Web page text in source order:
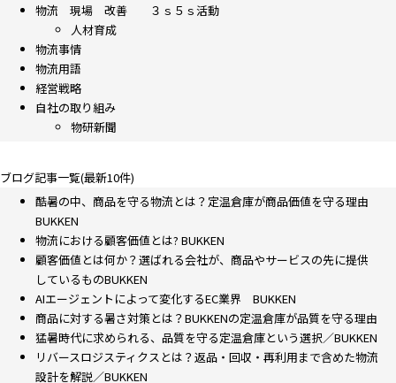
物流 現場 改善 ３ｓ５ｓ活動
人材育成
物流事情
物流用語
経営戦略
自社の取り組み
物研新聞
ブログ記事一覧(最新10件)
酷暑の中、商品を守る物流とは？定温倉庫が商品価値を守る理由
BUKKEN
物流における顧客価値とは? BUKKEN
顧客価値とは何か？選ばれる会社が、商品やサービスの先に提供
しているものBUKKEN
AIエージェントによって変化するEC業界 BUKKEN
商品に対する暑さ対策とは？BUKKENの定温倉庫が品質を守る理由
猛暑時代に求められる、品質を守る定温倉庫という選択／BUKKEN
リバースロジスティクスとは？返品・回収・再利用まで含めた物流
設計を解説／BUKKEN